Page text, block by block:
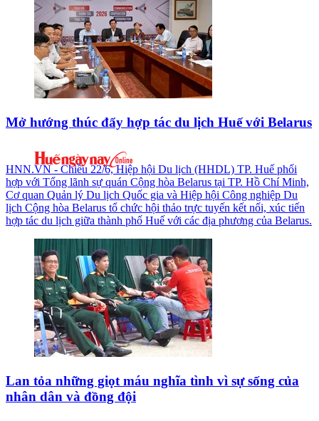
Mở hướng thúc đẩy hợp tác du lịch Huế với Belarus
HNN.VN - Chiều 22/6, Hiệp hội Du lịch (HHDL) TP. Huế phối
hợp với Tổng lãnh sự quán Cộng hòa Belarus tại TP. Hồ Chí Minh,
Cơ quan Quản lý Du lịch Quốc gia và Hiệp hội Công nghiệp Du
lịch Cộng hòa Belarus tổ chức hội thảo trực tuyến kết nối, xúc tiến
hợp tác du lịch giữa thành phố Huế với các địa phương của Belarus.
Lan tỏa những giọt máu nghĩa tình vì sự sống của
nhân dân và đồng đội